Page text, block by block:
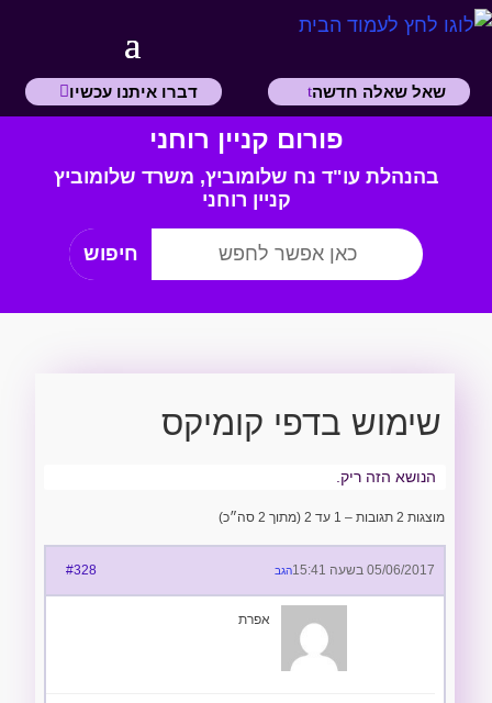
דברו איתנו עכשיו שאל שאלה חדשה
פורום קניין רוחני
בהנהלת עו"ד נח שלומוביץ, משרד שלומוביץ
קניין רוחני
שימוש בדפי קומיקס
הנושא הזה ריק.
מוצגות 2 תגובות – 1 עד 2 (מתוך 2 סה״כ)
05/06/2017 בשעה 15:41 #328 הגב
אפרת